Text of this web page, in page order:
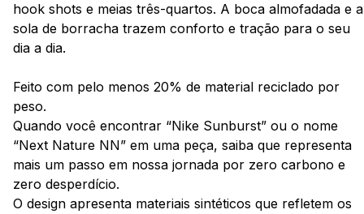
hook shots e meias três-quartos. A boca almofadada e a
sola de borracha trazem conforto e tração para o seu
dia a dia.
Feito com pelo menos 20% de material reciclado por
peso.
Quando você encontrar “Nike Sunburst” ou o nome
“Next Nature NN” em uma peça, saiba que representa
mais um passo em nossa jornada por zero carbono e
zero desperdício.
O design apresenta materiais sintéticos que refletem os